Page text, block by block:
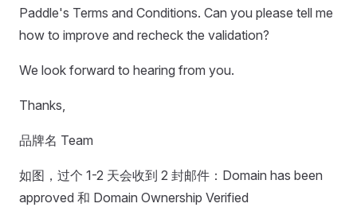
Paddle's Terms and Conditions. Can you please tell me
how to improve and recheck the validation?
We look forward to hearing from you.
Thanks,
品牌名 Team
如图，过个 1-2 天会收到 2 封邮件：Domain has been
approved 和 Domain Ownership Verified